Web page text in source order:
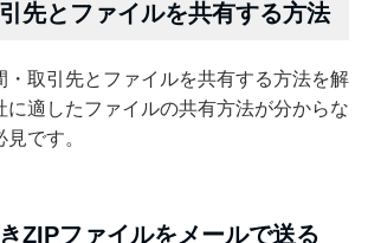
先とファイルを共有する方法
・取引先とファイルを共有する方法を解
に適したファイルの共有方法が分からな
です。
ZIPファイルをメールで送る